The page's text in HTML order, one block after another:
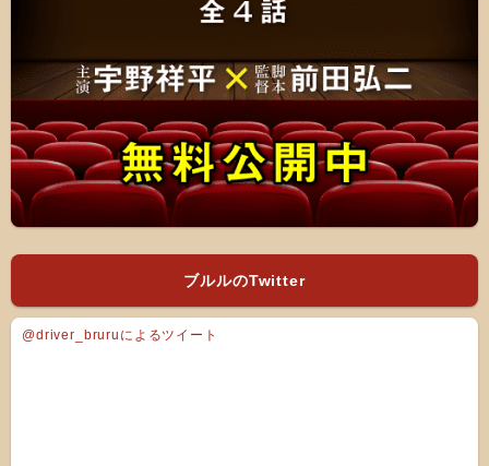
ブルルのTwitter
@driver_bruruによるツイート